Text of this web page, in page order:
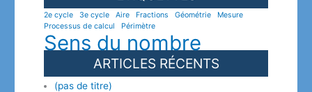
2e cycle 3e cycle Aire Fractions Géométrie
Mesure
Processus de calcul
Périmètre
Sens du nombre
ARTICLES RÉCENTS
(pas de titre)